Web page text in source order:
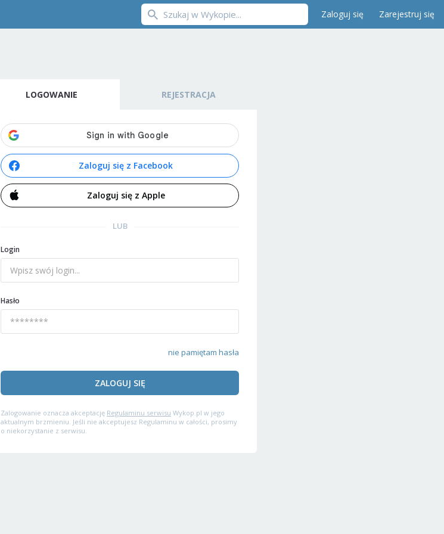
Zaloguj się Zarejestruj się
LOGOWANIE REJESTRACJA
Zaloguj się z Facebook
Zaloguj się z Apple
LUB
Login
Hasło
nie pamiętam hasła
ZALOGUJ SIĘ
Zalogowanie oznacza akceptację Regulaminu serwisu Wykop.pl w jego
aktualnym brzmieniu. Jeśli nie akceptujesz Regulaminu w całości, prosimy
o niekorzystanie z serwisu.